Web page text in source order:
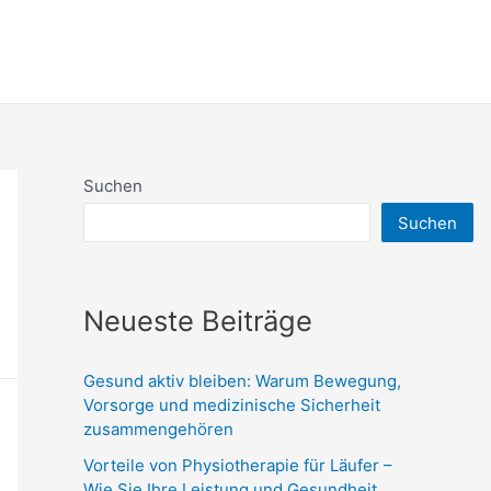
Suchen
Suchen
Neueste Beiträge
Gesund aktiv bleiben: Warum Bewegung,
Vorsorge und medizinische Sicherheit
zusammengehören
Vorteile von Physiotherapie für Läufer –